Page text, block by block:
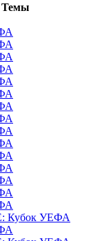
Темы
Кубок УЕФА